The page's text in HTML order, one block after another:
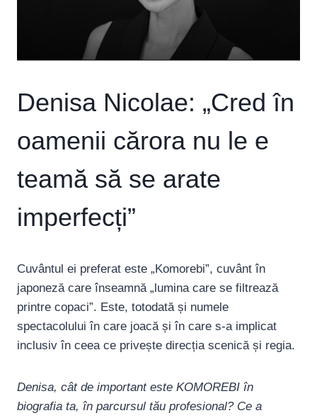
Denisa Nicolae: „Cred în
oamenii cărora nu le e
teamă să se arate
imperfecți”
Cuvântul ei preferat este „Komorebi”, cuvânt în
japoneză care înseamnă „lumina care se filtrează
printre copaci”. Este, totodată și numele
spectacolului în care joacă și în care s-a implicat
inclusiv în ceea ce privește direcția scenică și regia.
Denisa, cât de important este KOMOREBI în
biografia ta, în parcursul tău profesional? Ce a